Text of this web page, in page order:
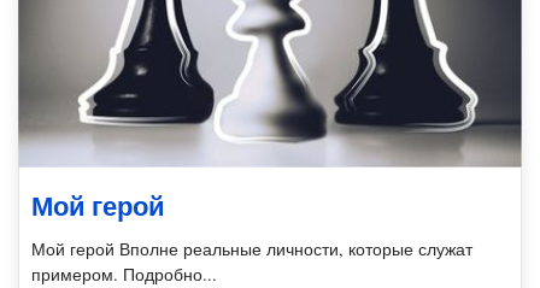
Мой герой
Мой герой Вполне реальные личности, которые служат
примером. Подробно...